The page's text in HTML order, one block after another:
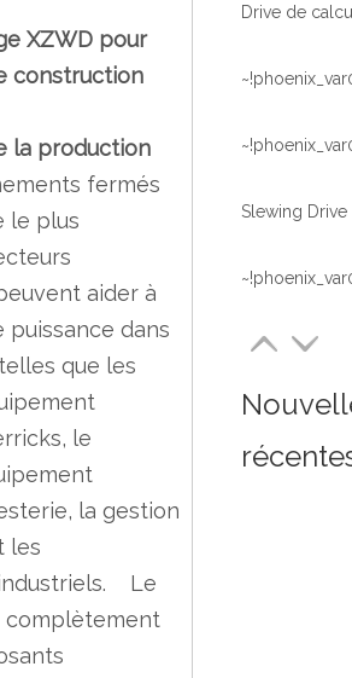
XZWD pour
construction
la production
fermés
le plus
aider à
dans
que les
le
la gestion
les
Le
complètement